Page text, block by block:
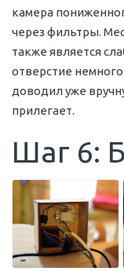
камера
через фильтры.
также является
отверстие
доводил уже
прилегает.
Шаг 6: